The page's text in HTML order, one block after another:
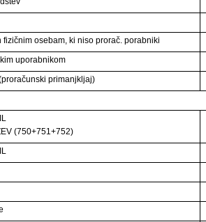
osebam, ki niso prorač. porabniki
uporabnikom
primanjkljaj)
(750+751+752)